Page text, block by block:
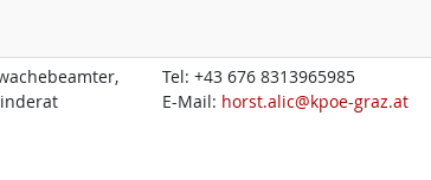
Tel:+43 676 8313965985
E-Mail: horst.alic@kpoe-graz.at